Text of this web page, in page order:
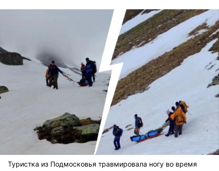
Туристка из Подмосковья травмировала ногу во время